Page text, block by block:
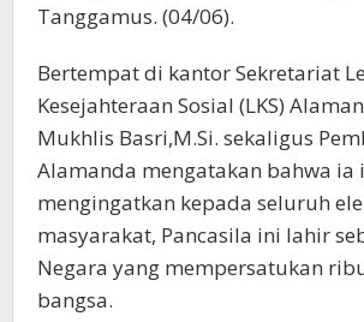
Tanggamus. (04/06).
Bertempat di kantor Sekretariat
Kesejahteraan Sosial (LKS)
Mukhlis Basri,M.Si. sekaligus
Alamanda mengatakan bahwa ia
mengingatkan kepada seluruh
masyarakat, Pancasila ini lahir
Negara yang mempersatukan
bangsa.